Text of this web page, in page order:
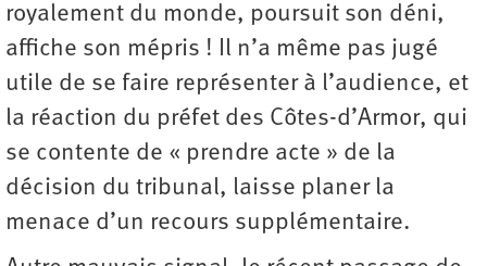
royalement du monde, poursuit son déni,
affiche son mépris ! Il n’a même pas jugé
utile de se faire représenter à l’audience, et
la réaction du préfet des Côtes-d’Armor, qui
se contente de « prendre acte » de la
décision du tribunal, laisse planer la
menace d’un recours supplémentaire.